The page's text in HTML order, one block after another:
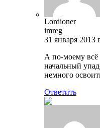
Lordioner
imreg
31 января 2013
А по-моему всё
начальный
немного
Ответить